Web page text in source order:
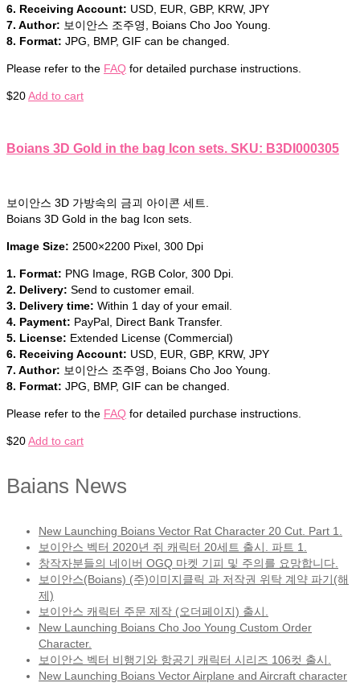
6. Receiving Account: USD, EUR, GBP, KRW, JPY
7. Author: 보이안스 조주영, Boians Cho Joo Young.
8. Format: JPG, BMP, GIF can be changed.
Please refer to the FAQ for detailed purchase instructions.
$20Add to cart
Boians 3D Gold in the bag Icon sets. SKU: B3DI000305
보이안스 3D 가방속의 금괴 아이콘 세트.
Boians 3D Gold in the bag Icon sets.
Image Size: 2500×2200 Pixel, 300 Dpi
1. Format: PNG Image, RGB Color, 300 Dpi.
2. Delivery: Send to customer email.
3. Delivery time: Within 1 day of your email.
4. Payment: PayPal, Direct Bank Transfer.
5. License: Extended License (Commercial)
6. Receiving Account: USD, EUR, GBP, KRW, JPY
7. Author: 보이안스 조주영, Boians Cho Joo Young.
8. Format: JPG, BMP, GIF can be changed.
Please refer to the FAQ for detailed purchase instructions.
$20Add to cart
Baians News
New Launching Boians Vector Rat Character 20 Cut. Part 1.
보이안스 벡터 2020년 쥐 캐릭터 20세트 출시. 파트 1.
창작자분들의 네이버 OGQ 마켓 기피 및 주의를 요망합니다.
보이안스(Boians) (주)이미지클릭 과 저작권 위탁 계약 파기(해
제)
보이안스 캐릭터 주문 제작 (오더페이지) 출시.
New Launching Boians Cho Joo Young Custom Order
Character.
보이안스 벡터 비행기와 항공기 캐릭터 시리즈 106컷 출시.
New Launching Boians Vector Airplane and Aircraft character